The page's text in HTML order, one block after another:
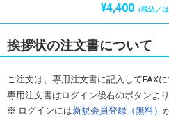
¥4,400 （税込／
挨拶状の注文書について
ご注文は、専用注文書に記入してFAXに
専用注文書はログイン後右のボタンよ
ログインには新規会員登録（無料）